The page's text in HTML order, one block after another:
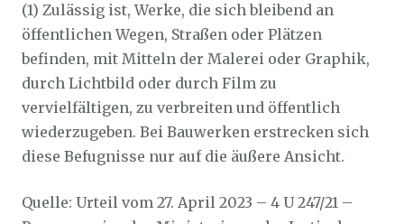
(1) Zulässig ist, Werke, die sich bleibend an
öffentlichen Wegen, Straßen oder Plätzen
befinden, mit Mitteln der Malerei oder Graphik,
durch Lichtbild oder durch Film zu
vervielfältigen, zu verbreiten und öffentlich
wiederzugeben. Bei Bauwerken erstrecken sich
diese Befugnisse nur auf die äußere Ansicht.
Quelle: Urteil vom 27. April 2023 – 4 U 247/21 –